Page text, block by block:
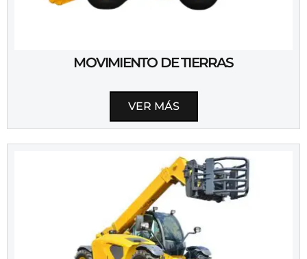
MOVIMIENTO DE TIERRAS
VER MÁS